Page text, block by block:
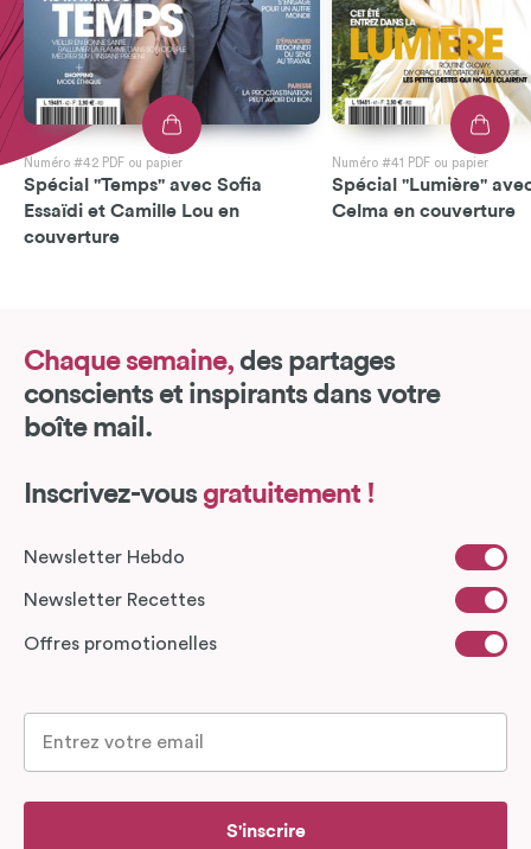
Numéro #42 PDF ou papier
Spécial "Temps" avec Sofia
Essaïdi et Camille Lou en
couverture
Numéro #41 PDF ou papier
Spécial "Lumière"
Celma en couverture
Chaque semaine, des partages
conscients et inspirants dans votre
boîte mail.
Inscrivez-vous gratuitement !
Newsletter Hebdo
Newsletter Recettes
Offres promotionelles
S'inscrire